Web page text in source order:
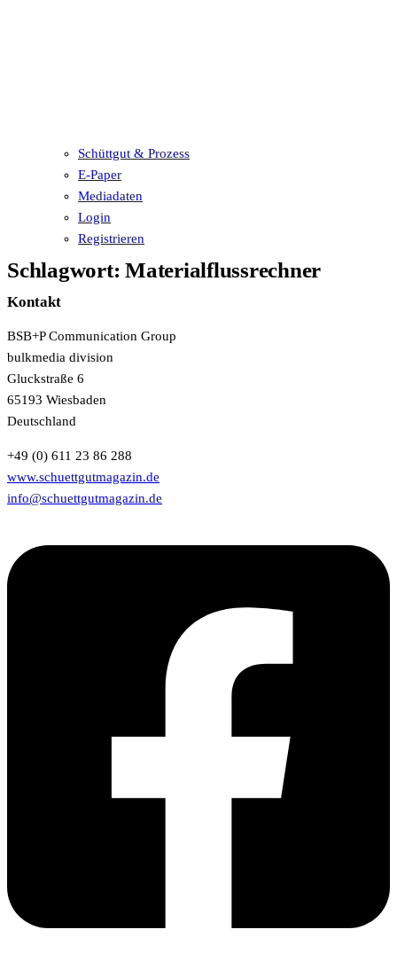
Schüttgut & Prozess
E-Paper
Mediadaten
Login
Registrieren
Schlagwort:Materialflussrechner
Kontakt
BSB+P Communication Group
bulkmedia division
Gluckstraße 6
65193 Wiesbaden
Deutschland
+49 (0) 611 23 86 288
www.schuettgutmagazin.de
info@schuettgutmagazin.de